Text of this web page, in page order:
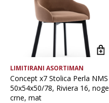
LIMITIRANI ASORTIMAN
Concept x7 Stolica Perla NMS
50x54x50/78, Riviera 16, noge
crne, mat